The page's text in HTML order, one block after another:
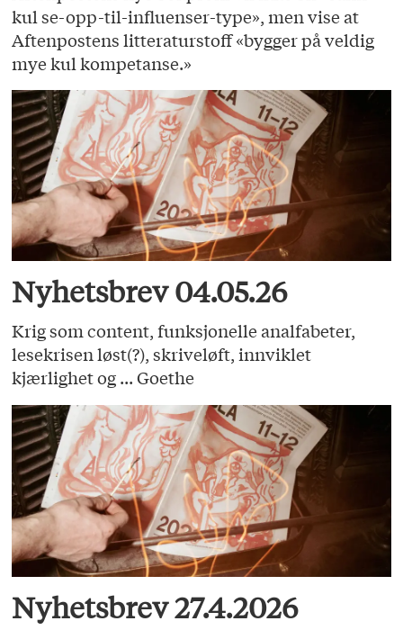
kul se-opp-til-influenser-type», men vise at
Aftenpostens litteraturstoff «bygger på veldig
mye kul kompetanse.»
Nyhetsbrev 04.05.26
Krig som content, funksjonelle analfabeter,
lesekrisen løst(?), skriveløft, innviklet
kjærlighet og ... Goethe
Nyhetsbrev 27.4.2026